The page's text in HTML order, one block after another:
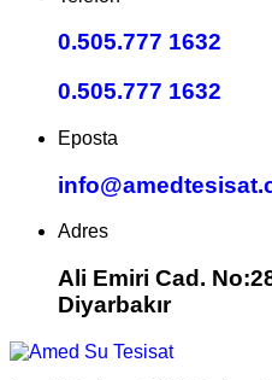
0.505.777 1632
0.505.777 1632
Eposta
Adres
Ali Emiri Cad.
Diyarbakır